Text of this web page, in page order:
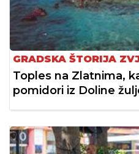
GRADSKA ŠTORIJA
Toples na Zlatnima,
pomidori iz Doline